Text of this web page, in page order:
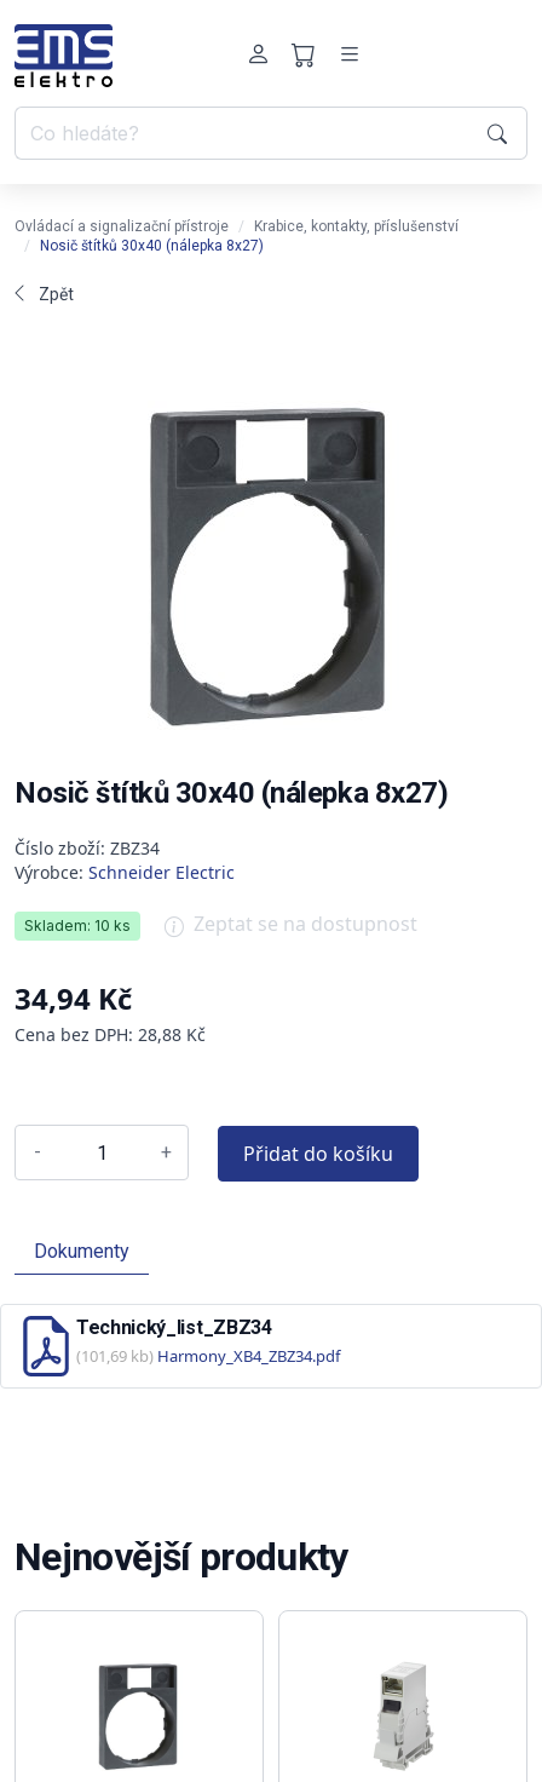
Ovládací a signalizační přístroje
Krabice, kontakty, příslušenství
Nosič štítků 30x40 (nálepka 8x27)
Zpět
Nosič štítků 30x40 (nálepka 8x27)
Číslo zboží: ZBZ34
Výrobce: Schneider Electric
Skladem: 10 ks Zeptat se na dostupnost
34,94 Kč
Cena bez DPH: 28,88 Kč
- + Přidat do košíku
Dokumenty
Technický_list_ZBZ34
(101,69 kb) Harmony_XB4_ZBZ34.pdf
Nejnovější produkty